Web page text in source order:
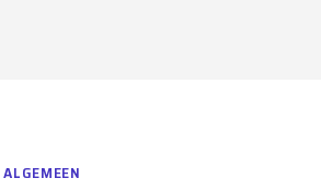
ALGEMEEN